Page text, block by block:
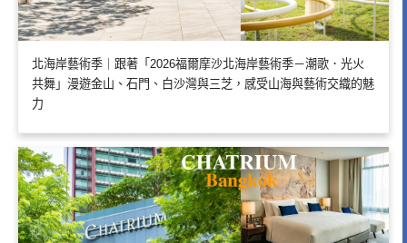
北海岸藝術季｜跟著「2026福爾摩沙北海岸藝術季－潮歌．光火
共舞」漫遊金山、石門、白沙灣與三芝，感受山海與藝術交織的魅
力